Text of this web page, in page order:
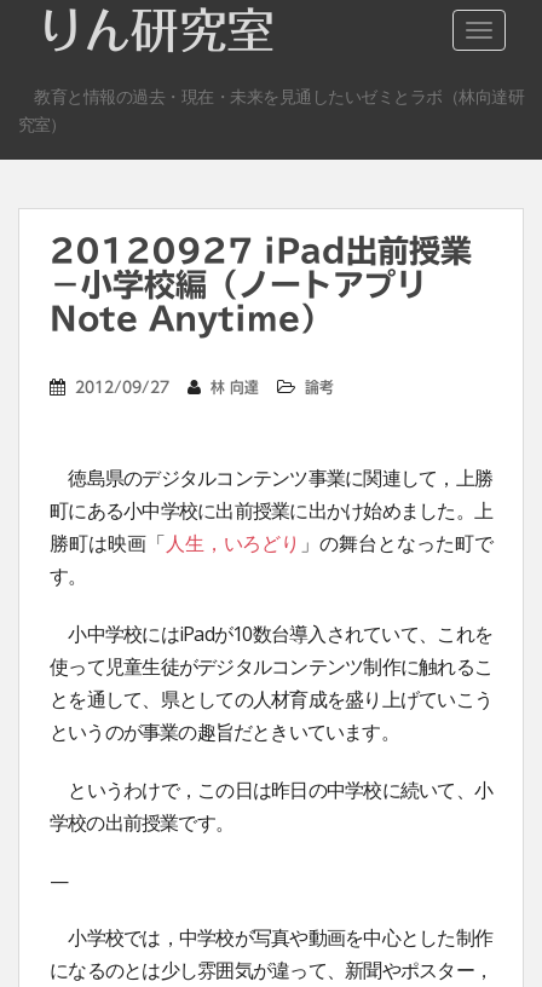
o
りん研究室
教育と情報の過去・現在・未来を見通したいゼミとラボ（林向達研
究室）
20120927 iPad出前授業
−小学校編（ノートアプリ
Note Anytime）
2012/09/27 林 向達 論考
徳島県のデジタルコンテンツ事業に関連して，上勝
町にある小中学校に出前授業に出かけ始めました。上
勝町は映画「人生，いろどり 」の舞台となった町で
す。
小中学校にはiPadが10数台導入されていて、これを
使って児童生徒がデジタルコンテンツ制作に触れるこ
とを通して、県としての人材育成を盛り上げていこう
というのが事業の趣旨だときいています。
というわけで，この日は昨日の中学校に続いて、小
学校の出前授業です。
—
小学校では，中学校が写真や動画を中心とした制作
になるのとは少し雰囲気が違って、新聞やポスター，